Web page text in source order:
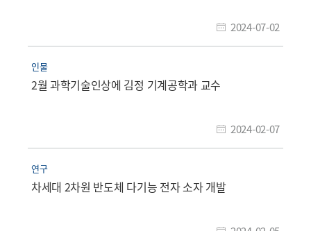
2024-07-02
인물
2월 과학기술인상에 김정 기계공학과 교수
2024-02-07
연구
차세대 2차원 반도체 다기능 전자 소자 개발